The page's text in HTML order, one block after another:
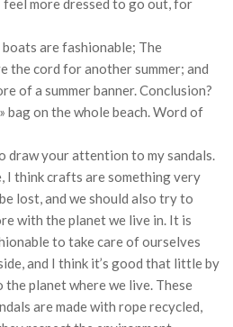
more dressed to go out, for
are fashionable; The
the cord for another summer; and
of a summer banner. Conclusion?
bag on the whole beach. Word of
draw your attention to my sandals.
I think crafts are something very
lost, and we should also try to
with the planet we live in. It is
to take care of ourselves
and I think it’s good that little by
planet where we live. These
are made with rope recycled,